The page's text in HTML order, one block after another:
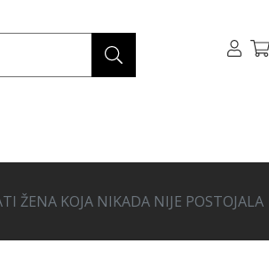
ŽENA KOJA NIKADA NIJE POSTOJALA